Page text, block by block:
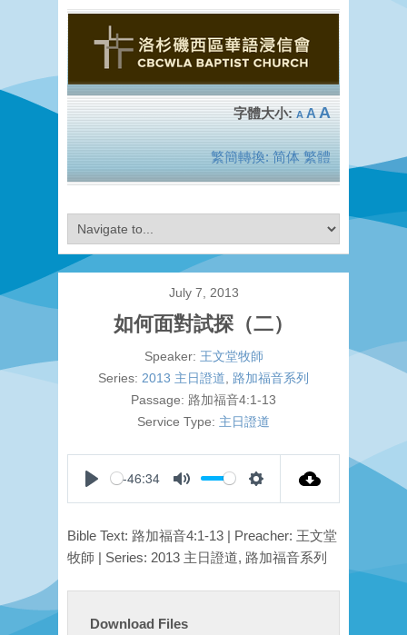
A A A
繁簡轉換: 简体 繁體
July 7, 2013
如何面對試探（二）
Speaker: 王文堂牧師
Series: 2013 主日證道
路加福音系列
Passage: 路加福音4:1-13
Service Type: 主日證道
Play
-46:34
Mute Settings
Bible Text: 路加福音4:1-13 | Preacher: 王文堂
牧師 | Series: 2013 主日證道, 路加福音系列
Download Files